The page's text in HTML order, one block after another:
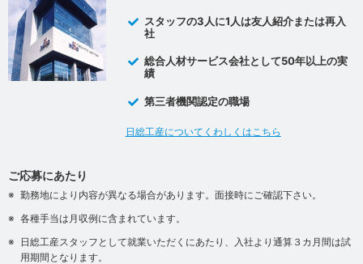
スタッフの3人に1人は友人紹介または再入
社
総合人材サービス会社として50年以上の実
績
第三者機関認定の職場
日総工産についてくわしくはこちら
ご応募にあたり
勤務地により内容が異なる場合があります。面接時にご確認下さい。
各種手当は月収例に含まれています。
日総工産スタッフとして就業いただくにあたり、入社より通算３カ月間は試
用期間となります。